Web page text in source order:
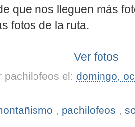
que nos lleguen más
fotos de la ruta.
Ver fotos
pachilofeos el: domingo,
, pachilofeos ,